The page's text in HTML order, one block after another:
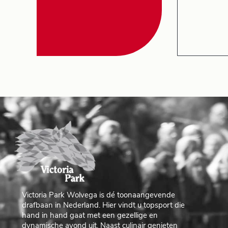
Victoria Park Wolvega is dé toonaangevende
drafbaan in Nederland. Hier vindt u topsport die
hand in hand gaat met een gezellige en
dynamische avond uit. Naast culinair genieten